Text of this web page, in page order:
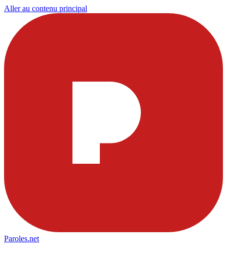
Aller au contenu principal
Paroles.net